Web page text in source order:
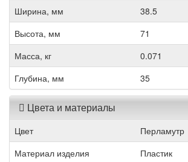
Ширина, мм
38.5
Высота, мм
71
Масса, кг
0.071
Глубина, мм
35
Цвета и материалы
Цвет
Перламутр
Материал изделия
Пластик